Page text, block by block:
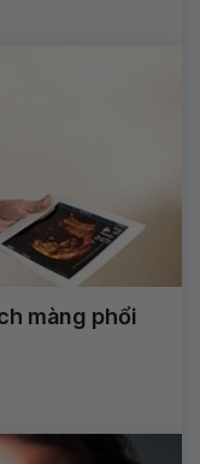
màng phổi